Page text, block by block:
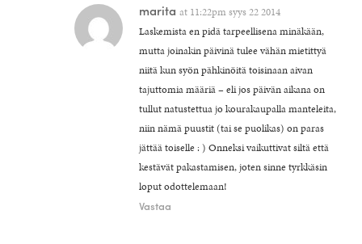
marita at 11:22pm syys 22 2014
Laskemista en pidä tarpeellisena minäkään,
mutta joinakin päivinä tulee vähän mietittyä
niitä kun syön pähkinöitä toisinaan aivan
tajuttomia määriä – eli jos päivän aikana on
tullut natustettua jo kourakaupalla manteleita,
niin nämä puustit (tai se puolikas) on paras
jättää toiselle : ) Onneksi vaikuttivat siltä että
kestävät pakastamisen, joten sinne tyrkkäsin
loput odottelemaan!
Vastaa